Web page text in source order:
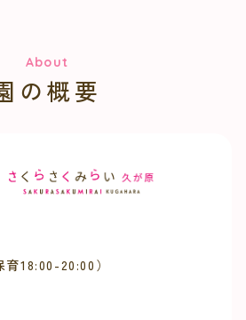
About
の概要
18:00-20:00）